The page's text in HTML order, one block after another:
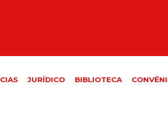
JURÍDICO BIBLIOTECA